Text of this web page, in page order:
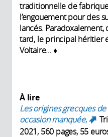
traditionnelle de
l’engouement pour des
lancés.
tard, le principal héritier
Voltaire… ♦
À lire
Les origines grecques
occasion manquée,
2021, 560 pages, 55